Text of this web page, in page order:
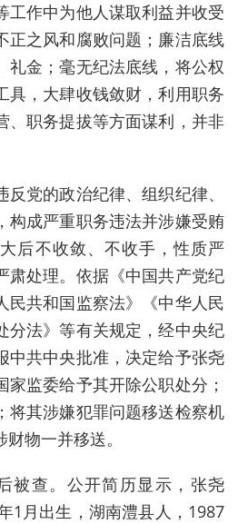
工作中为他人谋取利益并收受
正之风和腐败问题；廉洁底线
礼金；毫无纪法底线，将公权
具，大肆收钱敛财，利用职务
、职务提拔等方面谋利，并非
党的政治纪律、组织纪律、
构成严重职务违法并涉嫌受贿
后不收敛、不收手，性质严
肃处理。依据《中国共产党纪
民共和国监察法》《中华人民
分法》等有关规定，经中央纪
中共中央批准，决定给予张尧
监委给予其开除公职处分；
将其涉嫌犯罪问题移送检察机
物一并移送。
被查。公开简历显示，张尧
1月出生，湖南澧县人，1987